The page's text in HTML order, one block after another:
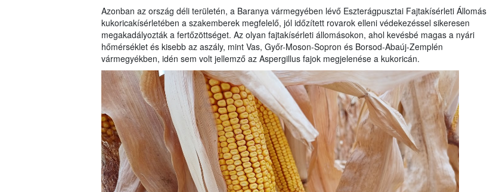
Azonban az ország déli területén, a Baranya vármegyében lévő Eszterágpusztai Fajtakísérleti Állomás
kukoricakísérletében a szakemberek megfelelő, jól időzített rovarok elleni védekezéssel sikeresen
megakadályozták a fertőzöttséget. Az olyan fajtakísérleti állomásokon, ahol kevésbé magas a nyári
hőmérséklet és kisebb az aszály, mint Vas, Győr-Moson-Sopron és Borsod-Abaúj-Zemplén
vármegyékben, idén sem volt jellemző az Aspergillus fajok megjelenése a kukoricán.